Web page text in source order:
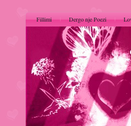
Fillimi Dergo nje Poezi